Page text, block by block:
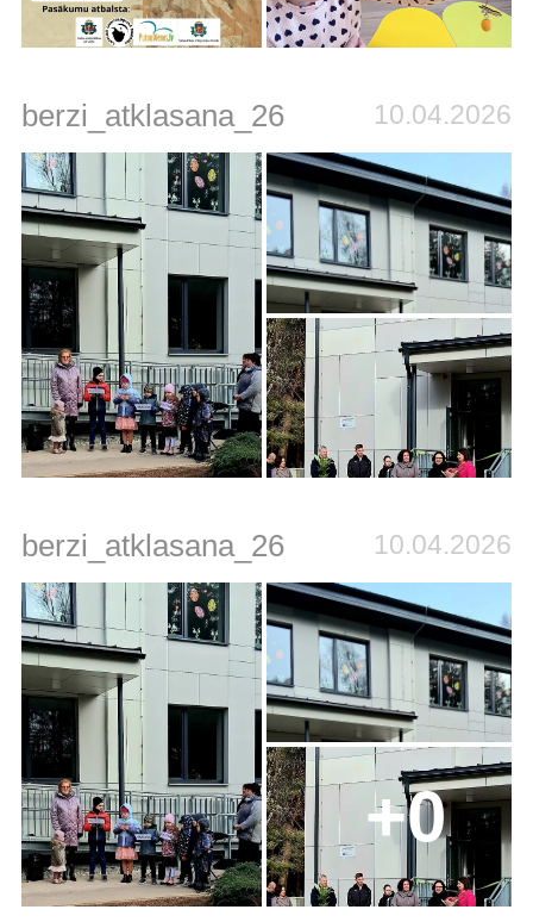
10.04.2026
berzi_atklasana_26
10.04.2026
berzi_atklasana_26
+0